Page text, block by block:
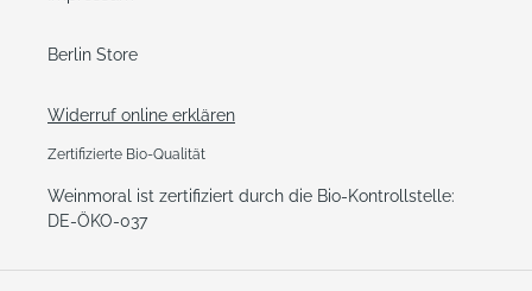
Berlin Store
Widerruf online erklären
Zertifizierte Bio-Qualität
Weinmoral ist zertifiziert durch die Bio-Kontrollstelle:
DE-ÖKO-037